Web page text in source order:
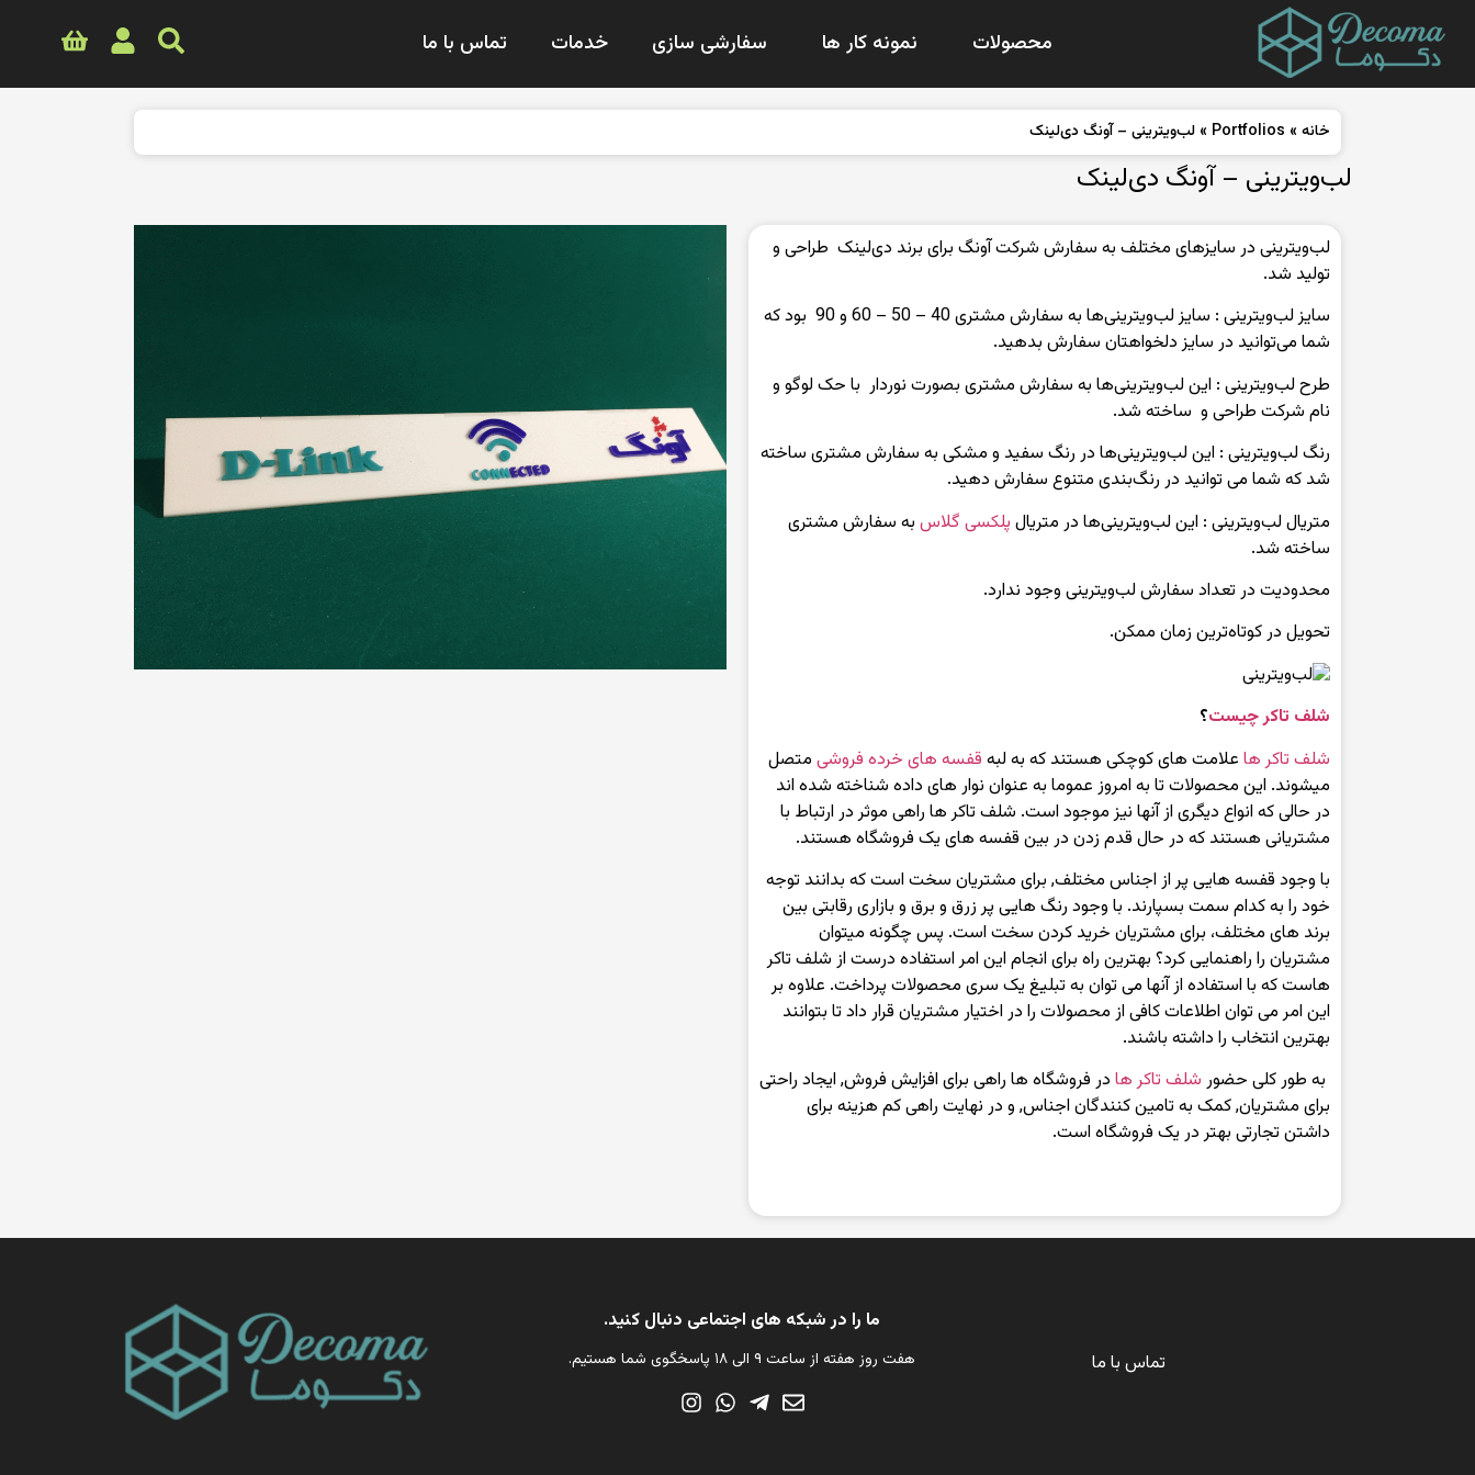
محصولات نمونه کار ها سفارشی سازی خدمات تماس با ما
خانه »
Portfolios
» لب‌ویترینی – آونگ دی‌لینک
لب‌ویترینی – آونگ دی‌لینک
لب‌ویترینی در سایزهای مختلف به سفارش شرکت آونگ برای برند دی‌لینک طراحی و
تولید شد.
سایز لب‌ویترینی : سایز لب‌ویترینی‌ها به سفارش مشتری 40 – 50 – 60 و 90 بود که
شما می‌توانید در سایز دلخواهتان سفارش بدهید.
طرح‌ لب‌ویترینی : این لب‌ویترینی‌ها به سفارش مشتری بصورت نوردار با حک لوگو و
نام شرکت طراحی و ساخته شد.
رنگ‌ لب‌ویترینی : این لب‌ویترینی‌ها در رنگ‌‌ سفید و مشکی به سفارش مشتری ساخته
شد که شما می توانید در رنگ‌بندی متنوع سفارش دهید.
متریال لب‌ویترینی : این لب‌ویترینی‌ها در متریال پلکسی گلاس به سفارش مشتری
ساخته شد.
محدودیت در تعداد سفارش لب‌ویترینی وجود ندارد.
تحویل در کوتاه‌ترین زمان ممکن.
شلف تاکر چیست؟
شلف تاکر ها علامت های کوچکی هستند که به لبه قفسه های خرده فروشی متصل
میشوند. این محصولات تا به امروز عموما به عنوان نوار های داده شناخته شده اند
در حالی که انواع دیگری از آنها نیز موجود است. شلف تاکر ها راهی موثر در ارتباط با
مشتریانی هستند که در حال قدم زدن در بین قفسه های یک فروشگاه هستند.
با وجود قفسه هایی پر از اجناس مختلف, برای مشتریان سخت است که بدانند توجه
خود را به کدام سمت بسپارند. با وجود رنگ هایی پر زرق و برق و بازاری رقابتی بین
برند های مختلف، برای مشتریان خرید کردن سخت است. پس چگونه میتوان
مشتریان را راهنمایی کرد؟ بهترین راه برای انجام این امر استفاده درست از شلف تاکر
هاست که با استفاده از آنها می توان به تبلیغ یک سری محصولات پرداخت. علاوه بر
این امر می توان اطلاعات کافی از محصولات را در اختیار مشتریان قرار داد تا بتوانند
بهترین انتخاب را داشته باشند.
به طور کلی حضور شلف تاکر ها در فروشگاه ها راهی برای افزایش فروش, ایجاد راحتی
برای مشتریان, کمک به تامین کنندگان اجناس, و در نهایت راهی کم هزینه برای
داشتن تجارتی بهتر در یک فروشگاه است.
تماس با ما
ما را در شبکه های اجتماعی دنبال کنید.
هفت روز هفته از ساعت ۹ الی ۱۸ پاسخگوی شما هستیم.